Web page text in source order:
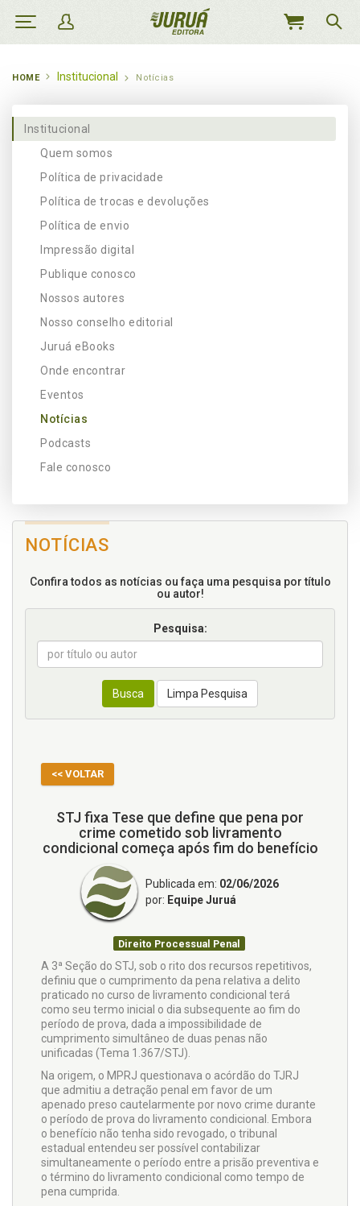
MEU
HOME Institucional Notícias
Institucional
Quem somos
Política de privacidade
Política de trocas e devoluções
Política de envio
Impressão digital
Publique conosco
Nossos autores
Nosso conselho editorial
Juruá eBooks
Onde encontrar
Eventos
Notícias
Podcasts
Fale conosco
NOTÍCIAS
Confira todos as notícias ou faça uma pesquisa por título
ou autor!
Pesquisa:
Busca
<< VOLTAR
STJ fixa Tese que define que pena por
crime cometido sob livramento
condicional começa após fim do benefício
Publicada em: 02/06/2026
por: Equipe Juruá
Direito Processual Penal
​A 3ª Seção do STJ, sob o rito dos recursos repetitivos,
definiu que o cumprimento da pena relativa a delito
praticado no curso de livramento condicional terá
como seu termo inicial o dia subsequente ao fim do
período de prova, dada a impossibilidade de
cumprimento simultâneo de duas penas não
unificadas (Tema 1.367/STJ).
Na origem, o MPRJ questionava o acórdão do TJRJ
que admitiu a detração penal em favor de um
apenado preso cautelarmente por novo crime durante
o período de prova do livramento condicional. Embora
o benefício não tenha sido revogado, o tribunal
estadual entendeu ser possível contabilizar
simultaneamente o período entre a prisão preventiva e
o término do livramento condicional como tempo de
pena cumprida.